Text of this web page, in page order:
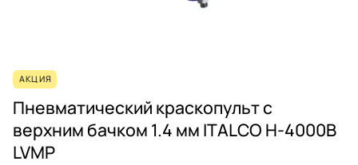
АКЦИЯ
Пневматический краскопульт с
верхним бачком 1.4 мм ITALCO H-4000B
LVMP